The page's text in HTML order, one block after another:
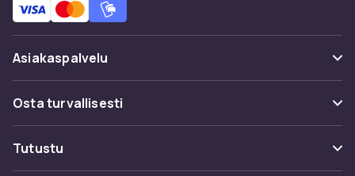
Asiakaspalvelu
Usein kysyttyä (UKK)
Seuraa pakettia
Osta turvallisesti
Maksuvaihtoehdot
Tutustu